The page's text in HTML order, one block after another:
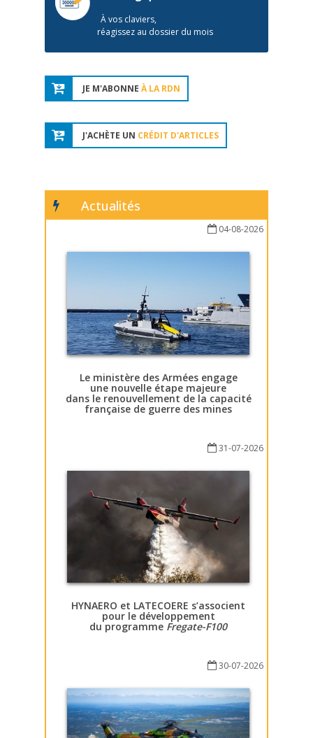
À vos claviers,
réagissez au dossier du mois
JE M'ABONNE À LA RDN
J'ACHÈTE UN CRÉDIT D'ARTICLES
Actualités
04-08-2026
Le ministère des Armées engage
une nouvelle étape majeure
dans le renouvellement de la capacité
française de guerre des mines
31-07-2026
HYNAERO et LATECOERE s’associent
pour le développement
du programme Fregate-F100
30-07-2026